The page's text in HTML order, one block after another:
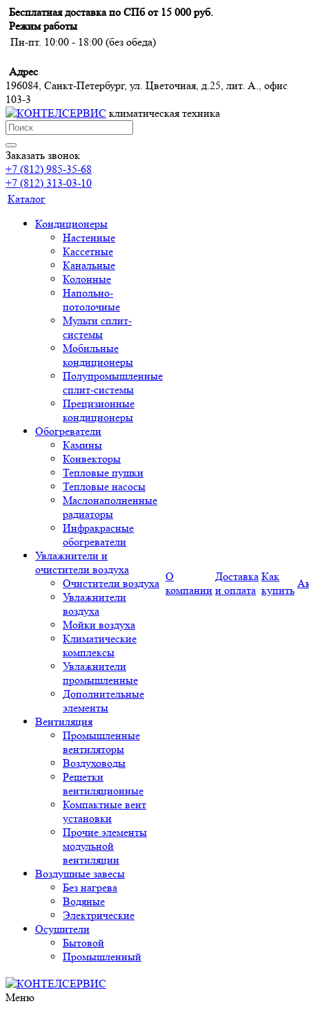
Бесплатная доставка по СПб от 15 000 руб.
Режим работы
Пн-пт. 10:00 - 18:00 (без обеда)
Адрес
196084, Санкт-Петербург, ул. Цветочная, д.25, лит. А., офис
103-3
климатическая техника
Заказать звонок
+7 (812) 985-35-68
+7 (812) 313-03-10
Каталог
Кондиционеры
Настенные
Кассетные
Канальные
Колонные
Напольно-
потолочные
Мульти сплит-
системы
Мобильные
кондиционеры
Полупромышленные
сплит-системы
Прецизионные
кондиционеры
Обогреватели
Камины
Конвекторы
Тепловые пушки
Тепловые насосы
Маслонаполненные
радиаторы
Инфракрасные
обогреватели
Увлажнители и
очистители воздуха
Очистители воздуха
Увлажнители
воздуха
Мойки воздуха
Климатические
комплексы
Увлажнители
промышленные
Дополнительные
элементы
Вентиляция
Промышленные
вентиляторы
Воздуховоды
Решетки
вентиляционные
Компактные вент
установки
Прочие элементы
модульной
вентиляции
Воздушные завесы
Без нагрева
Водяные
Электрические
Осушители
Бытовой
Промышленный
О
компании
Доставка
и оплата
Как
купить
Меню